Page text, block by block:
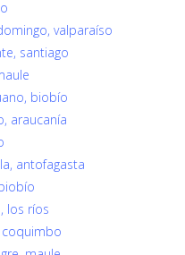
valparaíso
santiago
biobío
araucanía
antofagasta
los ríos
coquimbo